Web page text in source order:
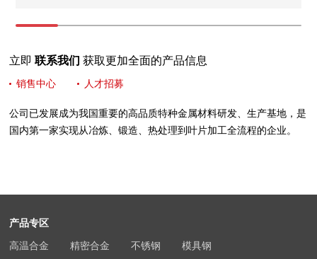
立即联系我们 获取更加全面的产品信息
销售中心 人才招募
公司已发展成为我国重要的高品质特种金属材料研发、生产基地，是
国内第一家实现从冶炼、锻造、热处理到叶片加工全流程的企业。
产品专区
高温合金 精密合金 不锈钢 模具钢